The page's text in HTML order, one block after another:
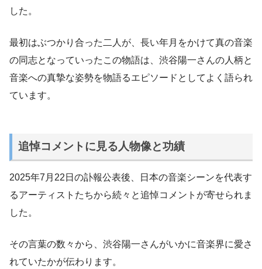
した。
最初はぶつかり合った二人が、長い年月をかけて真の音楽
の同志となっていったこの物語は、渋谷陽一さんの人柄と
音楽への真摯な姿勢を物語るエピソードとしてよく語られ
ています。
追悼コメントに見る人物像と功績
2025年7月22日の訃報公表後、日本の音楽シーンを代表す
るアーティストたちから続々と追悼コメントが寄せられま
した。
その言葉の数々から、渋谷陽一さんがいかに音楽界に愛さ
れていたかが伝わります。